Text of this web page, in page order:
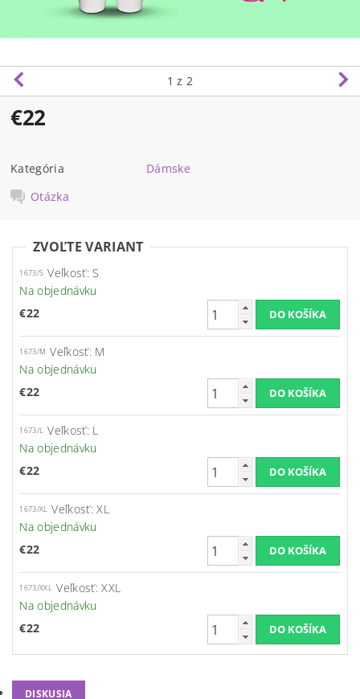
1 z 2
€22
Kategória
Dámske
Otázka
ZVOĽTE VARIANT
1673/S Veľkosť: S
Na objednávku
€22
1673/M Veľkosť: M
Na objednávku
€22
1673/L Veľkosť: L
Na objednávku
€22
1673/XL Veľkosť: XL
Na objednávku
€22
1673/XXL Veľkosť: XXL
Na objednávku
€22
DISKUSIA